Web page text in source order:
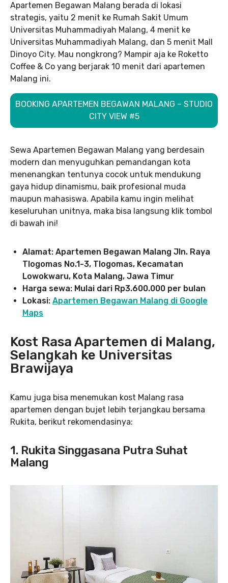
Apartemen Begawan Malang berada di lokasi
strategis, yaitu 2 menit ke Rumah Sakit Umum
Universitas Muhammadiyah Malang, 4 menit ke
Universitas Muhammadiyah Malang, dan 5 menit Mall
Dinoyo City. Mau nongkrong? Mampir aja ke Roketto
Coffee & Co yang berjarak 10 menit dari apartemen
Malang ini.
BOOKING APARTEMEN BEGAWAN MALANG – STUDIO
CITY VIEW #5
Sewa Apartemen Begawan Malang yang berdesain
modern dan menyuguhkan pemandangan kota
menenangkan tentunya cocok untuk mendukung
gaya hidup dinamismu, baik profesional muda
maupun mahasiswa. Apabila kamu ingin melihat
keseluruhan unitnya, maka bisa langsung klik tombol
di bawah ini!
Alamat: Apartemen Begawan Malang Jln. Raya
Tlogomas No.1-3, Tlogomas, Kecamatan
Lowokwaru, Kota Malang, Jawa Timur
Harga sewa: Mulai dari Rp3.600.000 per bulan
Lokasi: Apartemen Begawan Malang di Google
Maps
Kost Rasa Apartemen di Malang,
Selangkah ke Universitas
Brawijaya
Kamu juga bisa menemukan kost Malang rasa
apartemen dengan bujet lebih terjangkau bersama
Rukita, berikut rekomendasinya:
1. Rukita Singgasana Putra Suhat
Malang